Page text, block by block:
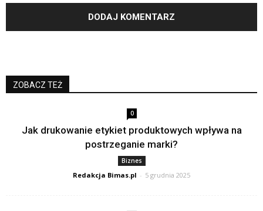
ZOBACZ TEŻ
0
Jak drukowanie etykiet produktowych wpływa na
postrzeganie marki?
Biznes
Redakcja Bimas.pl - 5 grudnia 2025